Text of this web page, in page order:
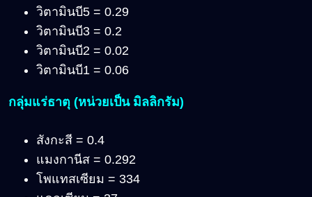
วิตามินบี5 = 0.29
วิตามินบี3 = 0.2
วิตามินบี2 = 0.02
วิตามินบี1 = 0.06
กลุ่มแร่ธาตุ (หน่วยเป็น มิลลิกรัม)
สังกะสี = 0.4
แมงกานีส = 0.292
โพแทสเซียม = 334